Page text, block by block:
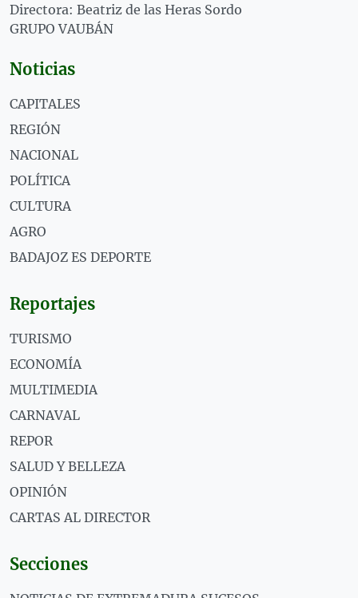
Directora: Beatriz de las Heras Sordo
GRUPO VAUBÁN
Noticias
CAPITALES
REGIÓN
NACIONAL
POLÍTICA
CULTURA
AGRO
BADAJOZ ES DEPORTE
Reportajes
TURISMO
ECONOMÍA
MULTIMEDIA
CARNAVAL
REPOR
SALUD Y BELLEZA
OPINIÓN
CARTAS AL DIRECTOR
Secciones